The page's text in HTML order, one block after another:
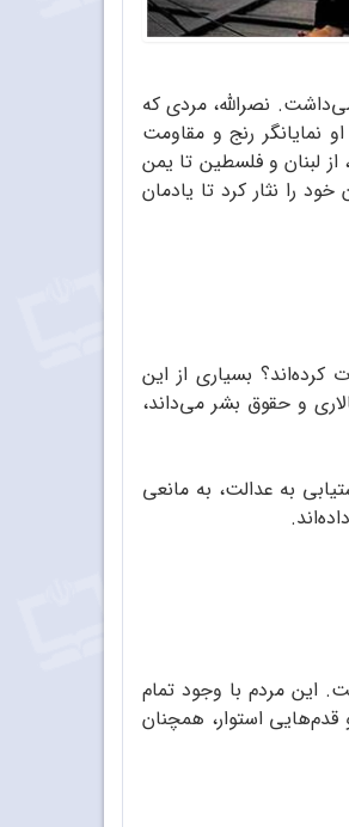
نصرالله، مردی که
نمایانگر رنج و مقاومت
لبنان و فلسطین تا یمن
را نثار کرد تا یادمان
بسیاری از این
و حقوق بشر می‌داند،
به عدالت، به مانعی
این مردم با وجود تمام
استوار، همچنان